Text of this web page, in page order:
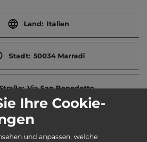
Land: Italien
Stadt: 50034 Marradi
Via San Benedetto
E-Mail: info@pro-marradi.it
Ihre Cookie-
und anpassen, welche